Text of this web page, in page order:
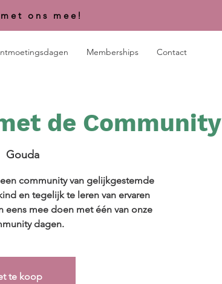
ons mee!
Memberships Contact
de Community
Gouda
community van gelijkgestemde
en tegelijk te leren van ervaren
eens mee doen met één van onze
dagen.
te koop